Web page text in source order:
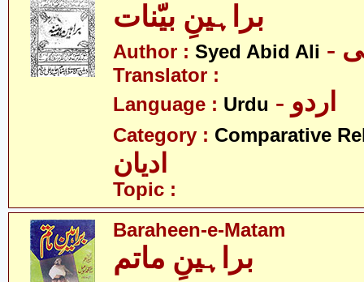
براہینِ بیّنات
Author : Syed Abid Ali
Translator :
Language : Urdu - اردو
Category : Comparative
ادیان
Topic :
Baraheen-e-Matam
براہینِ ماتم